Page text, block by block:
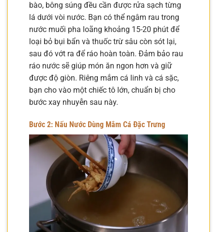
bào, bông súng đều cần được rửa sạch từng
lá dưới vòi nước. Bạn có thể ngâm rau trong
nước muối pha loãng khoảng 15-20 phút để
loại bỏ bụi bẩn và thuốc trừ sâu còn sót lại,
sau đó vớt ra để ráo hoàn toàn. Đảm bảo rau
ráo nước sẽ giúp món ăn ngon hơn và giữ
được độ giòn. Riêng mắm cá linh và cá sặc,
bạn cho vào một chiếc tô lớn, chuẩn bị cho
bước xay nhuyễn sau này.
Bước 2: Nấu Nước Dùng Mắm Cá Đặc Trưng